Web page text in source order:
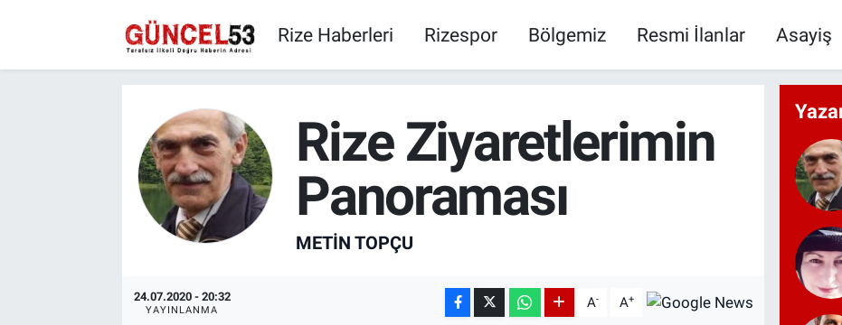
Rize Haberleri Rizespor Bölgemiz Resmi İlanlar Asayiş
Rize Ziyaretlerimin
Panoraması
METIN TOPÇU
24.07.2020 - 20:32
YAYINLANMA A- A+